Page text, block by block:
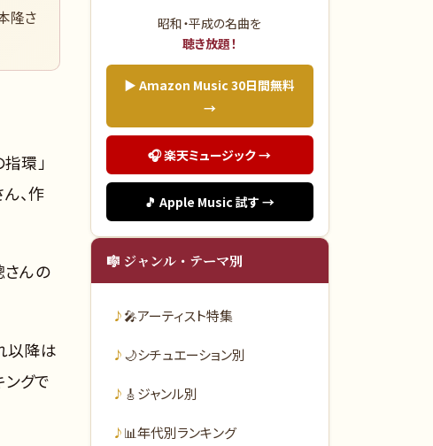
隆さ
環」
、作
さんの
以降は
ングで
昭和・平成の名曲を
聴き放題！
▶ Amazon Music 30日間無料
→
🎧 楽天ミュージック →
🎵 Apple Music 試す →
🎼 ジャンル・テーマ別
🎤アーティスト特集
🌙シチュエーション別
🎸ジャンル別
📊年代別ランキング